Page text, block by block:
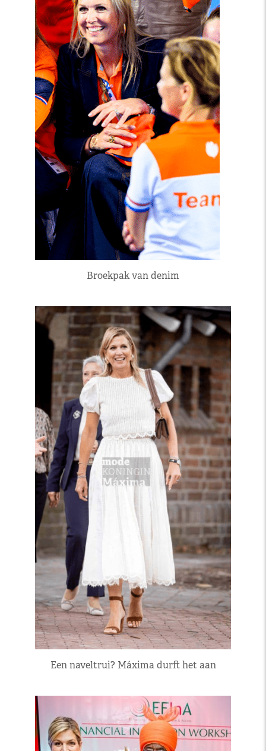
Broekpak van denim
Een naveltrui? Máxima durft het aan